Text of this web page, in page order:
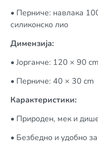
• Перниче: навлака
силиконско лио
Димензија:
• Јорганче: 120 × 90 cm
• Перниче: 40 × 30 cm
Карактеристики:
• Природен, мек и
• Безбедно и удобно